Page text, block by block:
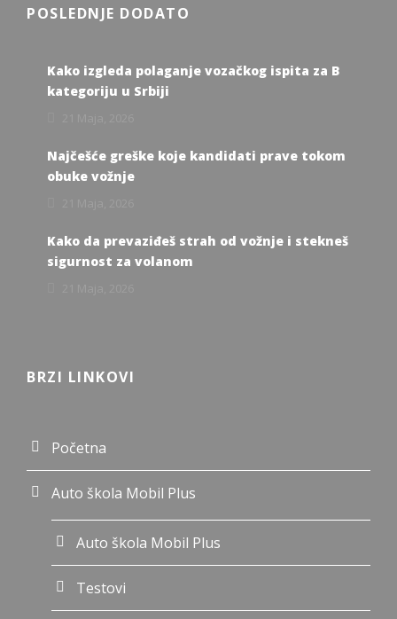
POSLEDNJE DODATO
Kako izgleda polaganje vozačkog ispita za B
kategoriju u Srbiji
Najčešće greške koje kandidati prave tokom
obuke vožnje
Kako da prevaziđeš strah od vožnje i stekneš
sigurnost za volanom
BRZI LINKOVI
Početna
Auto škola Mobil Plus
Auto škola Mobil Plus
Testovi